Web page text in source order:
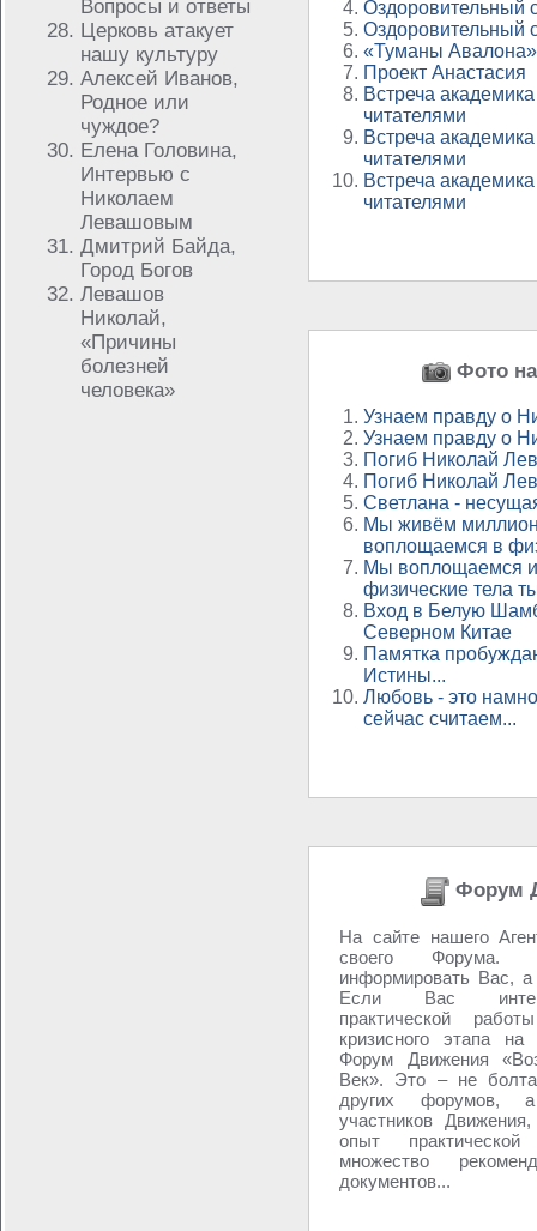
Вопросы и ответы
Церковь атакует
нашу культуру
Алексей Иванов,
Родное или
чуждое?
Елена Головина,
Интервью с
Николаем
Левашовым
Дмитрий Байда,
Город Богов
Левашов
Николай,
«Причины
болезней
человека»
Оздоровительный
Оздоровительный
«Туманы
Проект Анастасия
Встреча
читателями
Встреча
читателями
Встреча
читателями
Фото
Узнаем правду о
Узнаем правду о
Погиб Николай
Погиб Николай
Светлана -
Мы живём
воплощаемся в
Мы воплощаемся
физические тела
Вход в Белую
Северном Китае
Памятка
Истины...
Любовь - это
сейчас считаем...
Форум
На сайте нашего
своего
информировать Вас,
Если Вас
практической
кризисного этапа
Форум Движения
Век». Это – не
других форумов,
участников
опыт
множество
документов...